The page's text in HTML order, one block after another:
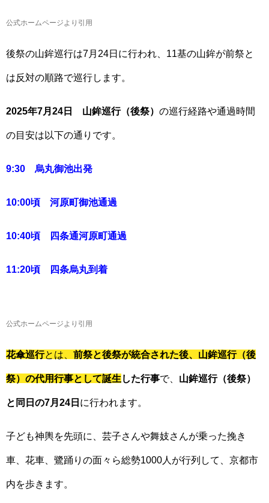
公式ホームページより引用
後祭の山鉾巡行は7月24日に行われ、11基の山鉾が前祭と
は反対の順路で巡行します。
2025年7月24日 山鉾巡行（後祭） の巡行経路や通過時間
の目安は以下の通りです。
9:30 烏丸御池出発
10:00頃 河原町御池通過
10:40頃 四条通河原町通過
11:20頃 四条烏丸到着
公式ホームページより引用
花傘巡行とは、 前祭と後祭が統合された後、山鉾巡行（後
祭）の代用行事として誕生 した行事で、 山鉾巡行（後祭）
と同日の7月24日 に行われます。
子ども神輿を先頭に、芸子さんや舞妓さんが乗った挽き
車、花車、鷺踊りの面々ら総勢1000人が行列して、京都市
内を歩きます。